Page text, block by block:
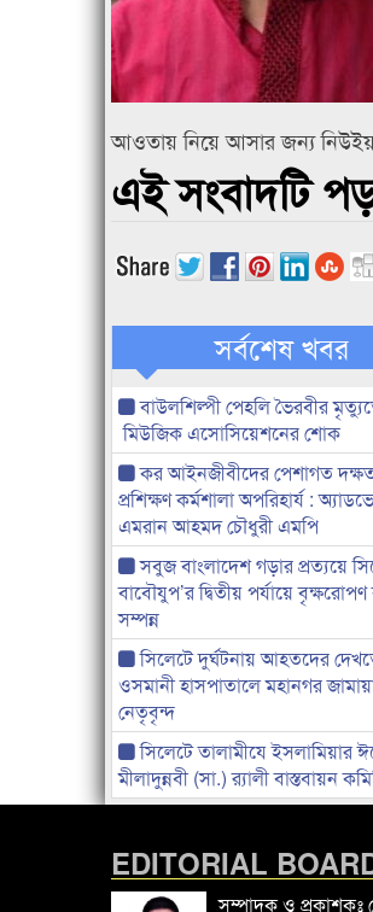
আওতায় নিয়ে আসার জন্য
এই সংবাদটি
সর্বশেষ খবর
বাউলশিল্পী পেহলি ভৈরবীর
মিউজিক এসোসিয়েশনের শোক
কর আইনজীবীদের পেশাগত
প্রশিক্ষণ কর্মশালা অপরিহার্য :
এমরান আহমদ চৌধুরী এমপি
সবুজ বাংলাদেশ গড়ার প্রত্যয়ে
বাবৌযুপ’র দ্বিতীয় পর্যায়ে বৃক্ষরোপণ
সম্পন্ন
সিলেটে দুর্ঘটনায় আহতদের
ওসমানী হাসপাতালে মহানগর
নেতৃবৃন্দ
সিলেটে তালামীযে ইসলামিয়ার
মীলাদুন্নবী (সা.) র‌্যালী বাস্তবায়ন
EDITORIAL
সম্পাদক ও প্রকাশকঃ